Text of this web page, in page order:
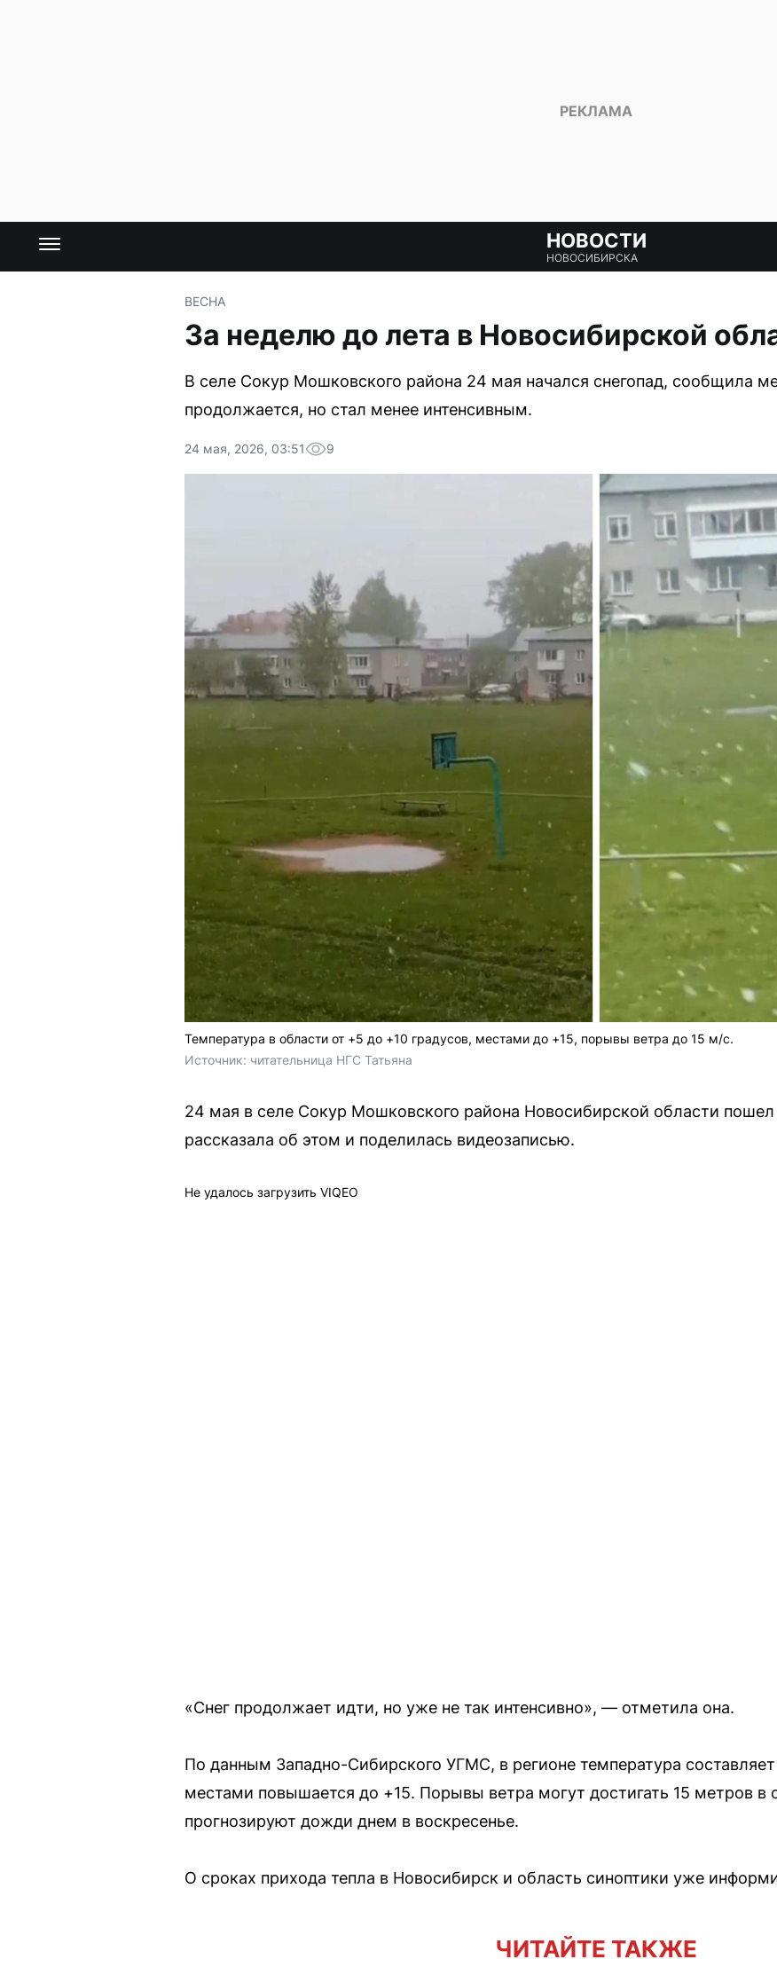
НОВОСТИ
НОВОСИБИРСКА
ВЕСНА
За неделю до лета в Новосибирской
В селе Сокур Мошковского района 24 мая начался снегопад, сообщила
продолжается, но стал менее интенсивным.
24 мая, 2026, 03:51 9
Температура в области от +5 до +10 градусов, местами до +15, порывы ветра до 15 м/с.
Источник: читательница НГС Татьяна
24 мая в селе Сокур Мошковского района Новосибирской области пошел
рассказала об этом и поделилась видеозаписью.
Не удалось загрузить VIQEO
«Снег продолжает идти, но уже не так интенсивно», — отметила она.
По данным Западно-Сибирского УГМС, в регионе температура
местами повышается до +15. Порывы ветра могут достигать 15 метров в
прогнозируют дожди днем в воскресенье.
О сроках прихода тепла в Новосибирск и область синоптики уже
ЧИТАЙТЕ ТАКЖЕ